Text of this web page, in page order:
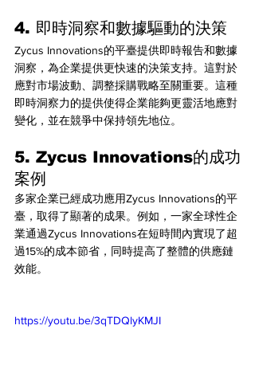
4. 即時洞察和數據驅動的決策
Zycus Innovations的平臺提供即時報告和數據
洞察，為企業提供更快速的決策支持。這對於
應對市場波動、調整採購戰略至關重要。這種
即時洞察力的提供使得企業能夠更靈活地應對
變化，並在競爭中保持領先地位。
5. Zycus Innovations的成功
案例
多家企業已經成功應用Zycus Innovations的平
臺，取得了顯著的成果。例如，一家全球性企
業通過Zycus Innovations在短時間內實現了超
過15%的成本節省，同時提高了整體的供應鏈
效能。
https://youtu.be/3qTDQlyKMJI